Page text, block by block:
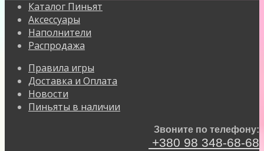
Каталог Пиньят
Аксессуары
Наполнители
Распродажа
Правила игры
Доставка и Оплата
Новости
Пиньяты в наличии
Звоните по телефону:
+380 98 348-68-68